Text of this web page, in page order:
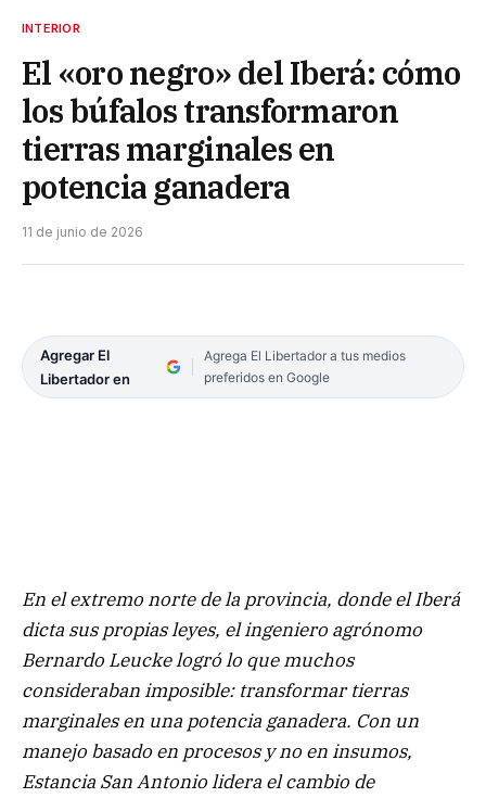
INTERIOR
El «oro negro» del Iberá: cómo
los búfalos transformaron
tierras marginales en
potencia ganadera
11 de junio de 2026
Agregar El
Libertador en
Agrega El Libertador a tus medios
preferidos en Google
En el extremo norte de la provincia, donde el Iberá
dicta sus propias leyes, el ingeniero agrónomo
Bernardo Leucke logró lo que muchos
consideraban imposible: transformar tierras
marginales en una potencia ganadera. Con un
manejo basado en procesos y no en insumos,
Estancia San Antonio lidera el cambio de